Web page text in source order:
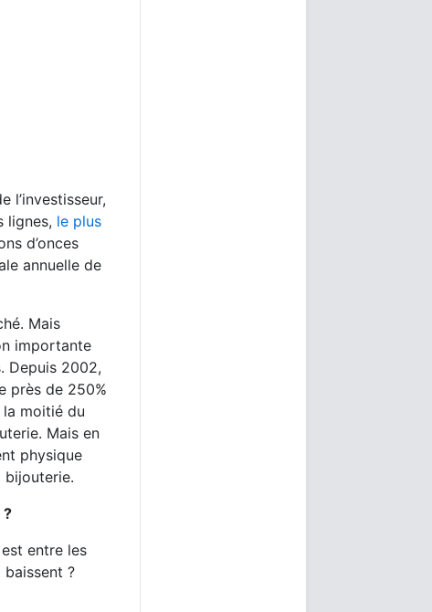
l’investisseur,
lignes, le plus
d’onces
annuelle de
Mais
importante
Depuis 2002,
près de 250%
la moitié du
Mais en
physique
bijouterie.
entre les
baissent ?